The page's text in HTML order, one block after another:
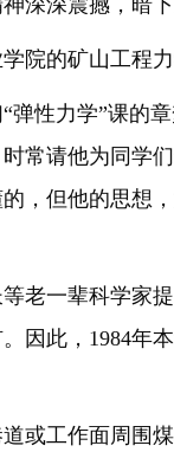
深深震撼，暗
的矿山工程力
性力学”课的章
常请他为同学
，但他的思想
一辈科学家提
因此，1984年
工作面周围煤